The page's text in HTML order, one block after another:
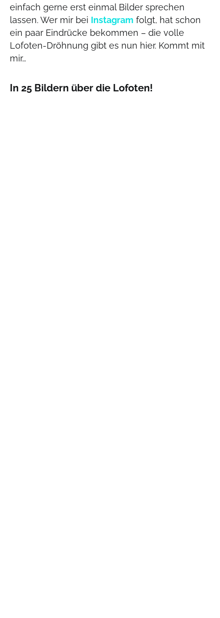
einfach gerne erst einmal Bilder sprechen
lassen. Wer mir bei Instagram folgt, hat schon
ein paar Eindrücke bekommen – die volle
Lofoten-Dröhnung gibt es nun hier. Kommt mit
mir…
In 25 Bildern über die Lofoten!